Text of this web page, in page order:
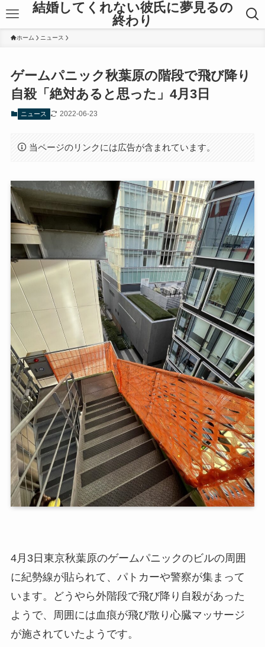
結婚してくれない彼氏に夢見るの
終わり
ホーム ニュース
ゲームパニック秋葉原の階段で飛び降り
自殺「絶対あると思った」4月3日
ニュース 2022-06-23
当ページのリンクには広告が含まれています。
4月3日東京秋葉原のゲームパニックのビルの周囲
に紀勢線が貼られて、パトカーや警察が集まって
います。どうやら外階段で飛び降り自殺があった
ようで、周囲には血痕が飛び散り心臓マッサージ
が施されていたようです。